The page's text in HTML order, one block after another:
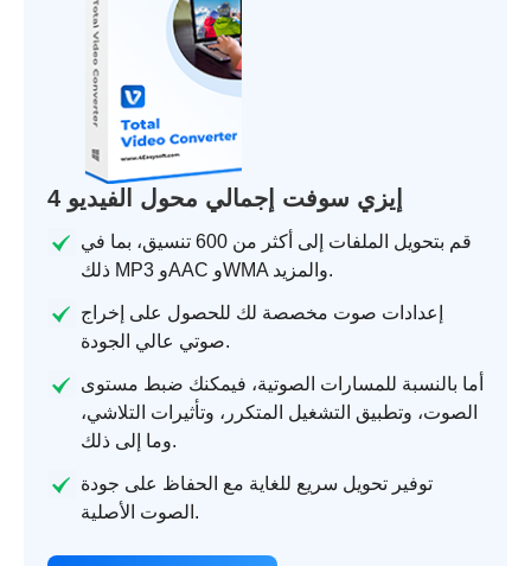
4 إيزي سوفت إجمالي محول الفيديو
قم بتحويل الملفات إلى أكثر من 600 تنسيق، بما في
ذلك MP3 وAAC وWMA والمزيد.
إعدادات صوت مخصصة لك للحصول على إخراج
صوتي عالي الجودة.
أما بالنسبة للمسارات الصوتية، فيمكنك ضبط مستوى
الصوت، وتطبيق التشغيل المتكرر، وتأثيرات التلاشي،
وما إلى ذلك.
توفير تحويل سريع للغاية مع الحفاظ على جودة
الصوت الأصلية.